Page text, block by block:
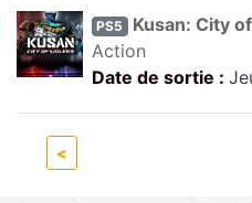
PS5
Kusan: City
Action
Date de sortie :
<